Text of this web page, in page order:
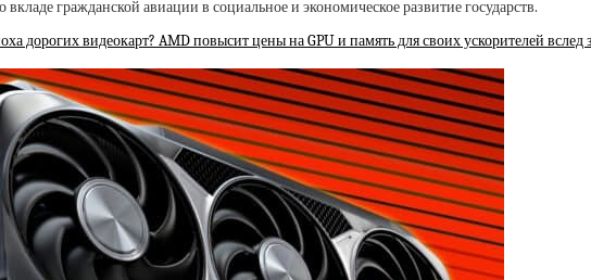
гражданской авиации в социальное и экономическое развитие государств.
дорогих видеокарт? AMD повысит цены на GPU и память для своих ускорителей вслед